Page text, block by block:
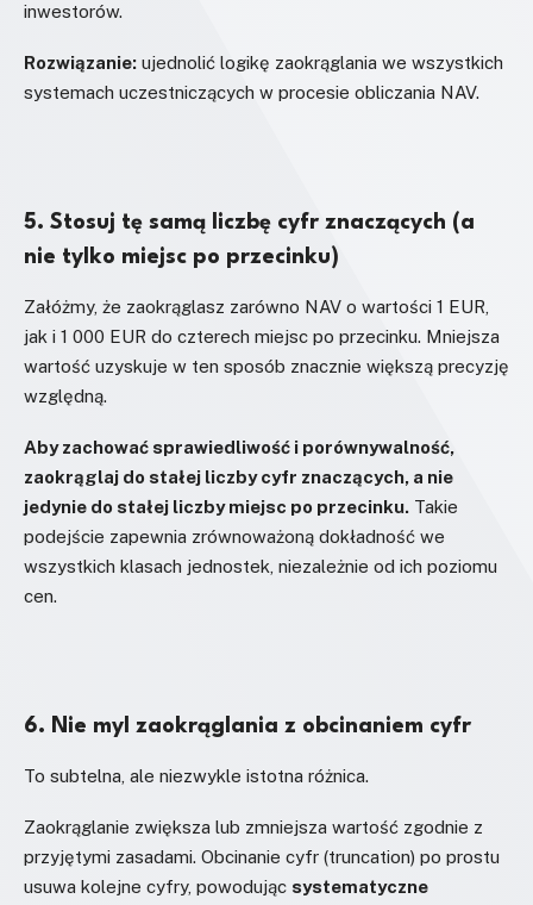
inwestorów.
Rozwiązanie: ujednolić logikę zaokrąglania we wszystkich
systemach uczestniczących w procesie obliczania NAV.
5. Stosuj tę samą liczbę cyfr znaczących (a
nie tylko miejsc po przecinku)
Załóżmy, że zaokrąglasz zarówno NAV o wartości 1 EUR,
jak i 1 000 EUR do czterech miejsc po przecinku. Mniejsza
wartość uzyskuje w ten sposób znacznie większą precyzję
względną.
Aby zachować sprawiedliwość i porównywalność,
zaokrąglaj do stałej liczby cyfr znaczących, a nie
jedynie do stałej liczby miejsc po przecinku. Takie
podejście zapewnia zrównoważoną dokładność we
wszystkich klasach jednostek, niezależnie od ich poziomu
cen.
6. Nie myl zaokrąglania z obcinaniem cyfr
To subtelna, ale niezwykle istotna różnica.
Zaokrąglanie zwiększa lub zmniejsza wartość zgodnie z
przyjętymi zasadami. Obcinanie cyfr (truncation) po prostu
usuwa kolejne cyfry, powodując systematyczne